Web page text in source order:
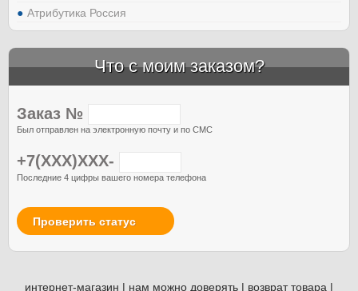
Атрибутика Россия
Что с моим заказом?
Заказ №
Был отправлен на электронную почту и по СМС
+7(XXX)XXX-
Последние 4 цифры вашего номера телефона
Проверить статус
интернет-магазин | нам можно доверять | возврат товара |